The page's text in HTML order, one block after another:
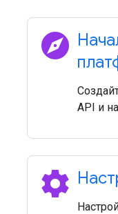
explore
API и
settings